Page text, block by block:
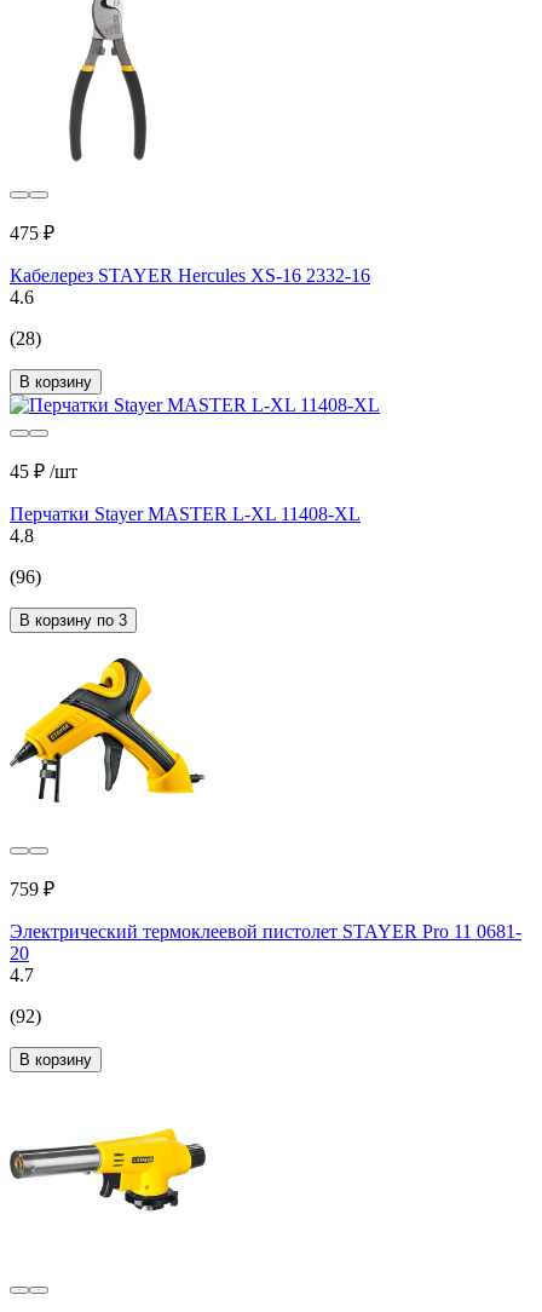
475 ₽
Кабелерез STAYER Hercules XS-16 2332-16
4.6
(28)
В корзину
45 ₽ /шт
Перчатки Stayer МASTER L-XL 11408-XL
4.8
(96)
В корзину по 3
759 ₽
Электрический термоклеевой пистолет STAYER Pro 11 0681-
20
4.7
(92)
В корзину